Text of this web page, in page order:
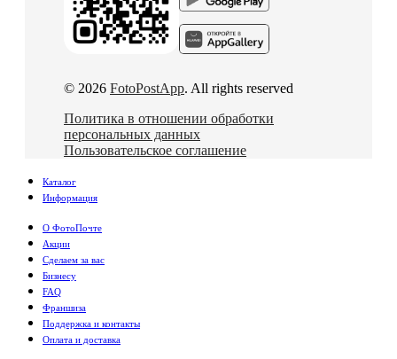
© 2026 FotoPostApp. All rights reserved
Политика в отношении обработки
персональных данных
Пользовательское соглашение
Каталог
Информация
О ФотоПочте
Акции
Сделаем за вас
Бизнесу
FAQ
Франшиза
Поддержка и контакты
Оплата и доставка